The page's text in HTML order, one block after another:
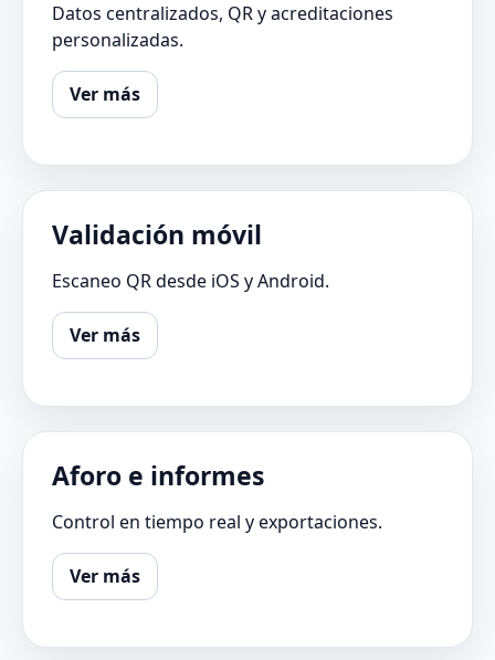
Datos centralizados, QR y acreditaciones
personalizadas.
Ver más
Validación móvil
Escaneo QR desde iOS y Android.
Ver más
Aforo e informes
Control en tiempo real y exportaciones.
Ver más